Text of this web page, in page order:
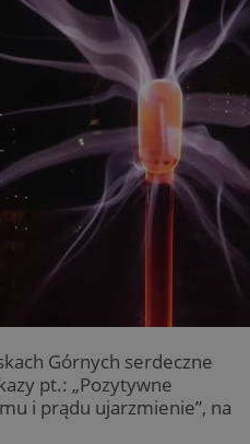
Górnych serdeczne
pt.: „Pozytywne
i prądu ujarzmienie”, na